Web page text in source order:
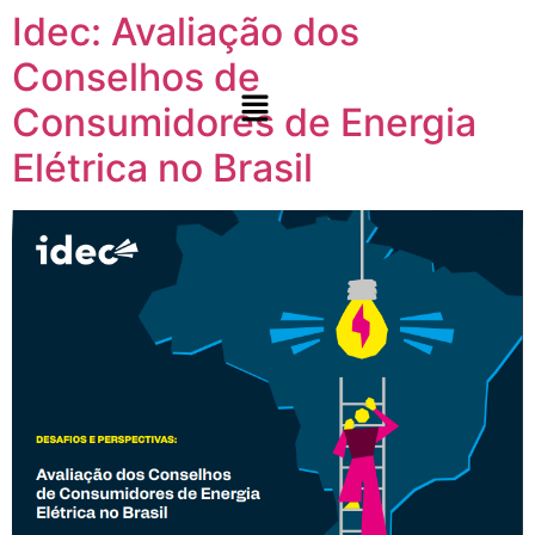
Idec: Avaliação dos
Conselhos de
Consumidores de Energia
Elétrica no Brasil